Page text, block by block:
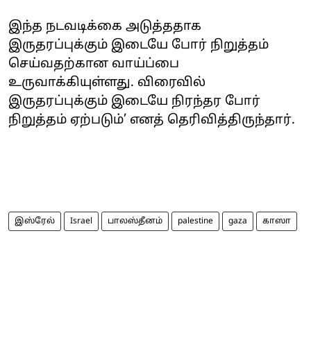
இந்த நடவடிக்கை அடுத்ததாக
இருதரப்புக்கும் இடையே போர் நிறுத்தம்
செய்வதற்கான வாய்ப்பை
உருவாக்கியுள்ளது. விரைவில்
இருதரப்புக்கும் இடையே நிரந்தர போர்
நிறுத்தம் ஏற்படும்’ எனத் தெரிவித்திருந்தார்.
இஸ்ரேல் Israel பாலஸ்தீனம் palestine gaza காஸா